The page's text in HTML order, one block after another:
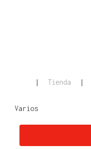
| Tienda |
Varios